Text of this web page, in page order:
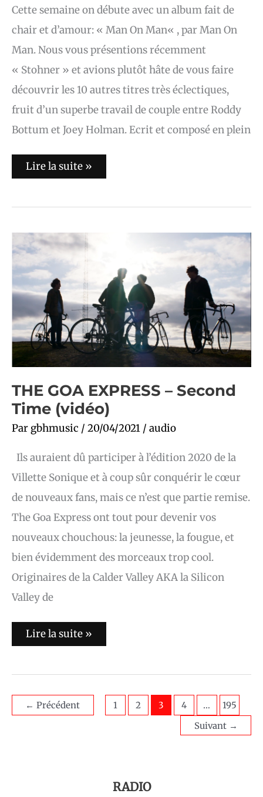
Cette semaine on débute avec un album fait de
chair et d’amour: « Man On Man« , par Man On
Man. Nous vous présentions récemment
« Stohner » et avions plutôt hâte de vous faire
découvrir les 10 autres titres très éclectiques,
fruit d’un superbe travail de couple entre Roddy
Bottum et Joey Holman. Ecrit et composé en plein
Lire la suite »
THE GOA EXPRESS – Second
Time (vidéo)
Par gbhmusic / 20/04/2021 / audio
Ils auraient dû participer à l’édition 2020 de la
Villette Sonique et à coup sûr conquérir le cœur
de nouveaux fans, mais ce n’est que partie remise.
The Goa Express ont tout pour devenir vos
nouveaux chouchous: la jeunesse, la fougue, et
bien évidemment des morceaux trop cool.
Originaires de la Calder Valley AKA la Silicon
Valley de
THE
GOA
EXPRESS
–
Second
Time
(vidéo)
Lire la suite »
← Précédent 1 2 3 4 …
195
Suivant →
RADIO